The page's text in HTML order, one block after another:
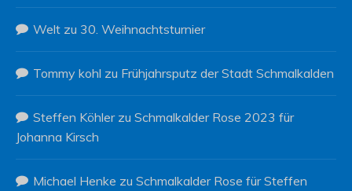
Welt zu 30. Weihnachtsturnier
Tommy kohl zu Frühjahrsputz der Stadt Schmalkalden
Steffen Köhlerzu Schmalkalder Rose 2023 für
Johanna Kirsch
Michael Henke zu Schmalkalder Rose für Steffen